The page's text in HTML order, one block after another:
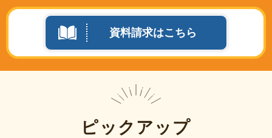
資料請求はこちら
ピックアップ